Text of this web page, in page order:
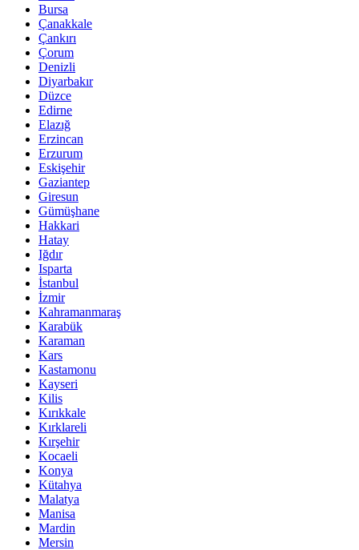
Bursa
Çanakkale
Çankırı
Çorum
Denizli
Diyarbakır
Düzce
Edirne
Elazığ
Erzincan
Erzurum
Eskişehir
Gaziantep
Giresun
Gümüşhane
Hakkari
Hatay
Iğdır
Isparta
İstanbul
İzmir
Kahramanmaraş
Karabük
Karaman
Kars
Kastamonu
Kayseri
Kilis
Kırıkkale
Kırklareli
Kırşehir
Kocaeli
Konya
Kütahya
Malatya
Manisa
Mardin
Mersin